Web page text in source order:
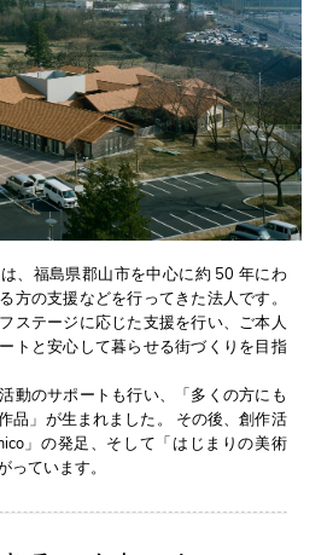
、福島県郡山市を中心に約 50 年にわ
方の支援などを行ってきた法人です。
ステージに応じた支援を行い、ご本人
トと安心して暮らせる街づくりを目指
動のサポートも行い、「多くの方にも
品」が生まれました。 その後、創作活
」の発足、そして「はじまりの美術
ています。